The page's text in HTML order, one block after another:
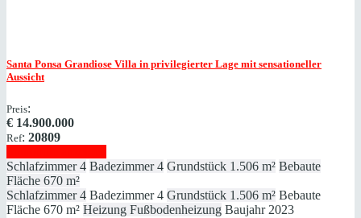
Santa Ponsa Grandiose Villa in privilegierter Lage mit sensationeller
Aussicht
Preis:
€ 14.900.000
Ref: 20809
Schlafzimmer 4 Badezimmer 4 Grundstück 1.506 m² Bebaute
Fläche 670 m²
Schlafzimmer 4 Badezimmer 4 Grundstück 1.506 m² Bebaute
Fläche 670 m² Heizung Fußbodenheizung Baujahr 2023